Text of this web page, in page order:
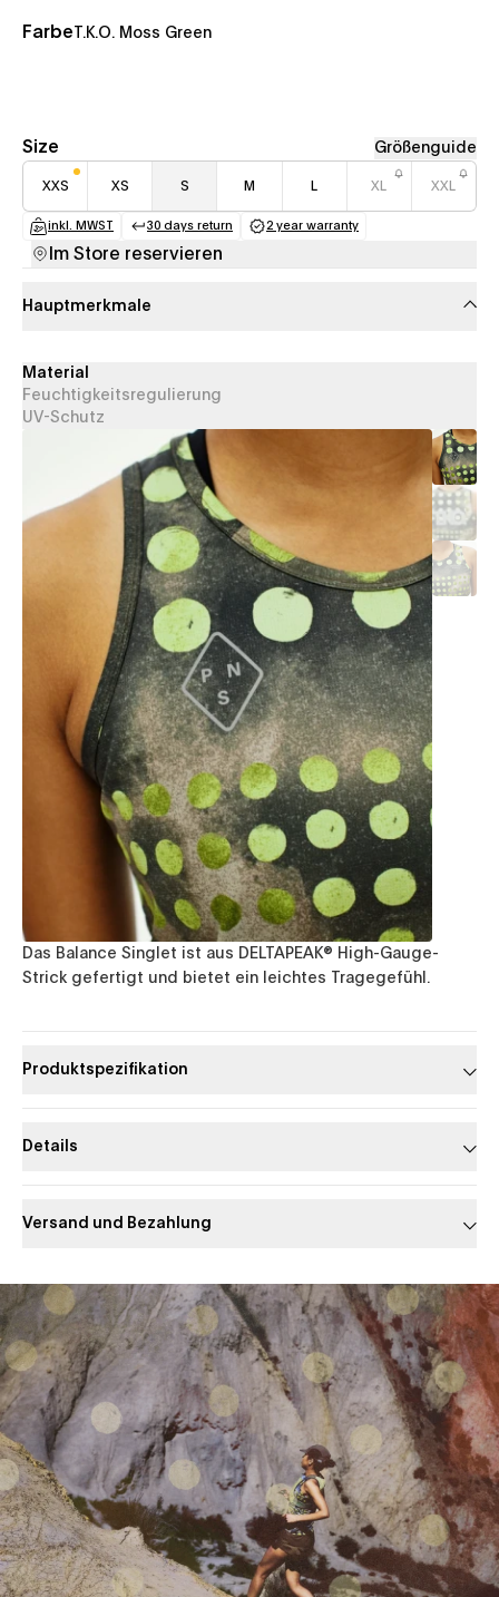
Farbe T.K.O. Moss Green
Size Größenguide
XXS XS S M L XL XXL
inkl. MWST 30 days return
(opens in a new tab)
2 year warranty
Im Store reservieren
Hauptmerkmale
Material
Feuchtigkeitsregulierung
UV-Schutz
Das Balance Singlet ist aus DELTAPEAK® High-Gauge-
Strick gefertigt und bietet ein leichtes Tragegefühl.
Produktspezifikation
Details
Versand und Bezahlung
Slide 1 of 1